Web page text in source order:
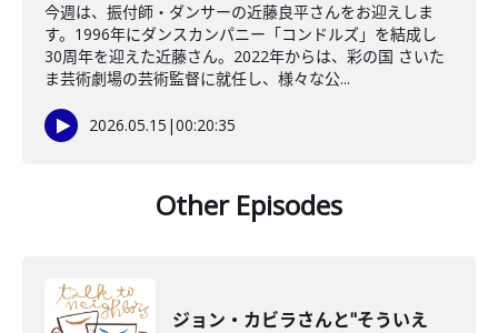
今週は、振付師・ダンサーの近藤良平さんをお迎えしま
す。1996年にダンスカンパニー「コンドルズ」を結成し
30周年を迎えた近藤さん。2022年からは、彩の国 さいた
ま芸術劇場の芸術監督に就任し、様々な公...
2026.05.15 |00:20:35
Other Episodes
ジョン・カビラさんと"そういえ